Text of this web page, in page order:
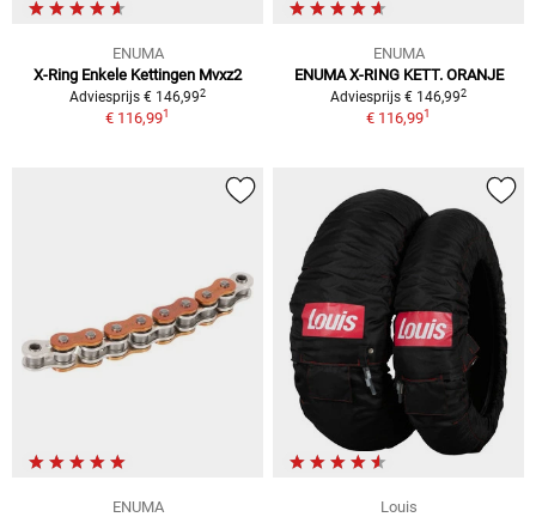
ENUMA
X-Ring Enkele Kettingen Mvxz2
Adviesprijs € 146,992
€ 116,991
ENUMA
ENUMA X-RING KETT. ORANJE
Adviesprijs € 146,992
€ 116,991
ENUMA
Louis